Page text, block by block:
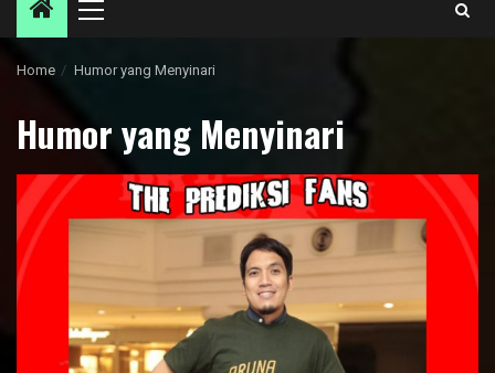
Primary
Home Humor yang Menyinari
Humor yang Menyinari